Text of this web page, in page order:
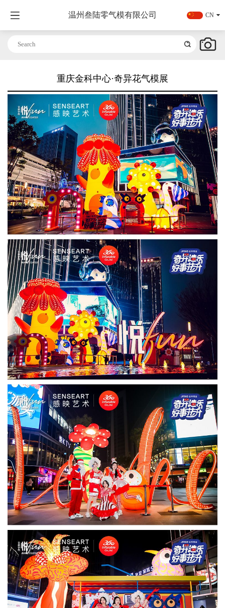
温州叁陆零气模有限公司 CN
重庆金科中心·奇异花气模展